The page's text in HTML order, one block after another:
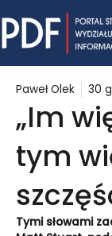
to
content
Paweł Olek 30
„Im
tym
Tymi słowami